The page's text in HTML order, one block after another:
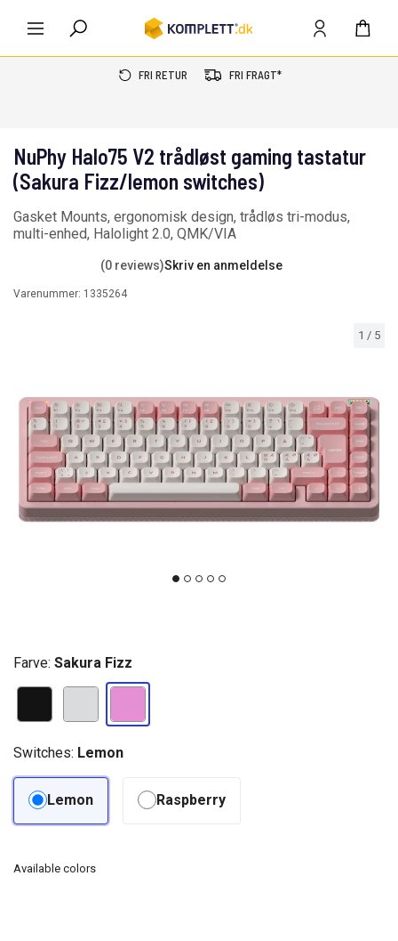
FRI RETUR FRI FRAGT*
1 / 5
NuPhy Halo75 V2 trådløst gaming tastatur
(Sakura Fizz/lemon switches)
Gasket Mounts, ergonomisk design, trådløs tri-modus,
multi-enhed, Halolight 2.0, QMK/VIA
(0 reviews)Skriv en anmeldelse
Varenummer: 1335264
Farve: Sakura Fizz
Switches: Lemon
Lemon Raspberry
Available colors